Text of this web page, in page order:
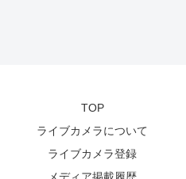
TOP
ライブカメラについて
ライブカメラ登録
メディア掲載履歴